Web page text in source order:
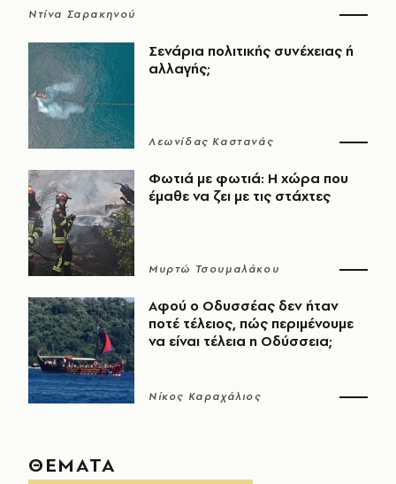
Ντίνα Σαρακηνού
Σενάρια πολιτικής συνέχειας ή
αλλαγής;
Λεωνίδας Καστανάς
Φωτιά με φωτιά: Η χώρα που
έμαθε να ζει με τις στάχτες
Μυρτώ Τσουμαλάκου
Αφού ο Οδυσσέας δεν ήταν
ποτέ τέλειος, πώς περιμένουμε
να είναι τέλεια η Οδύσσεια;
Νίκος Καραχάλιος
ΘΕΜΑΤΑ